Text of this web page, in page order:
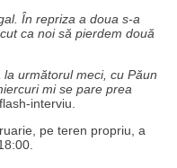
În repriza a doua s-a
ca noi să pierdem două
următorul meci, cu Păun
mi se pare prea
interviu.
pe teren propriu, a